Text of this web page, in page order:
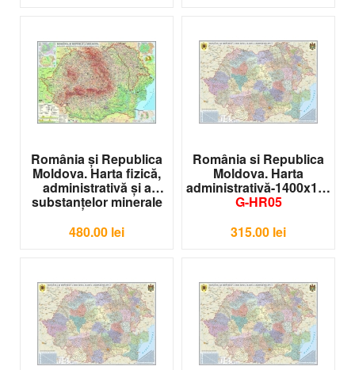
România şi Republica
Moldova. Harta fizică,
administrativă şi a
substanţelor minerale
utile- 2000x1400mm
G-HR03
480.00 lei
România si Republica
Moldova. Harta
administrativă-
G-HR05
315.00 lei